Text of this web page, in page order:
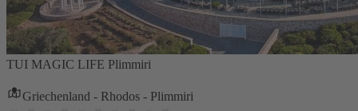
TUI MAGIC LIFE Plimmiri
Griechenland - Rhodos - Plimmiri